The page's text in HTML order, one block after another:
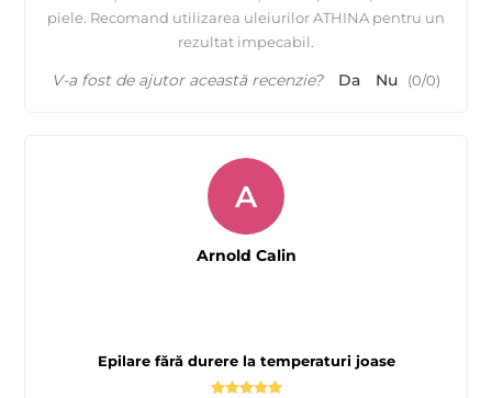
piele. Recomand utilizarea uleiurilor ATHINA pentru un
rezultat impecabil.
V-a fost de ajutor această recenzie? Da Nu (0/0)
Epilare fără durere la temperaturi joase
A
Arnold Calin